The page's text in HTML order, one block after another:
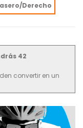
Derecho
42
convertir en un